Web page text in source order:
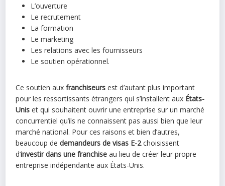
L’ouverture
Le recrutement
La formation
Le marketing
Les relations avec les fournisseurs
Le soutien opérationnel.
Ce soutien auxfranchiseurs est d’autant plus important
pour les ressortissants étrangers qui s’installent aux États-
Unis et qui souhaitent ouvrir une entreprise sur un marché
concurrentiel qu’ils ne connaissent pas aussi bien que leur
marché national. Pour ces raisons et bien d’autres,
beaucoup dedemandeurs de visas E-2choisissent
d’investir dans une franchise au lieu de créer leur propre
entreprise indépendante aux États-Unis.